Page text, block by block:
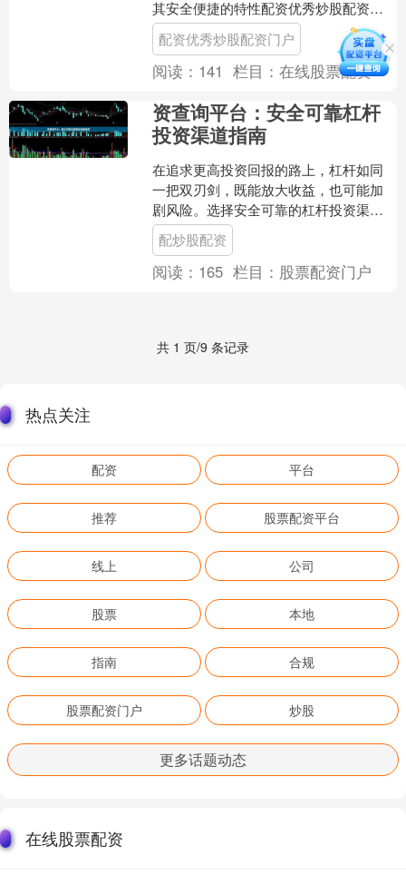
其安全便捷的特性配资优秀炒股配资门
户，正成为广大投资者进入股市的新选
择，让财富管理变得更....
配资优秀炒股配资门户
阅读： 141 栏目：在线股票配资
资查询平台：安全可靠杠杆
投资渠道指南
在追求更高投资回报的路上，杠杆如同
一把双刃剑，既能放大收益，也可能加
剧风险。选择安全可靠的杠杆投资渠
道，是每一位理性投资者的首要课题。
专业的资查询平台配炒股配资....
配炒股配资
阅读： 165 栏目： 股票配资门户
共 1 页/9 条记录
热点关注
配资 平台
推荐 股票配资平台
线上 公司
股票 本地
指南 合规
股票配资门户 炒股
更多话题动态
在线股票配资